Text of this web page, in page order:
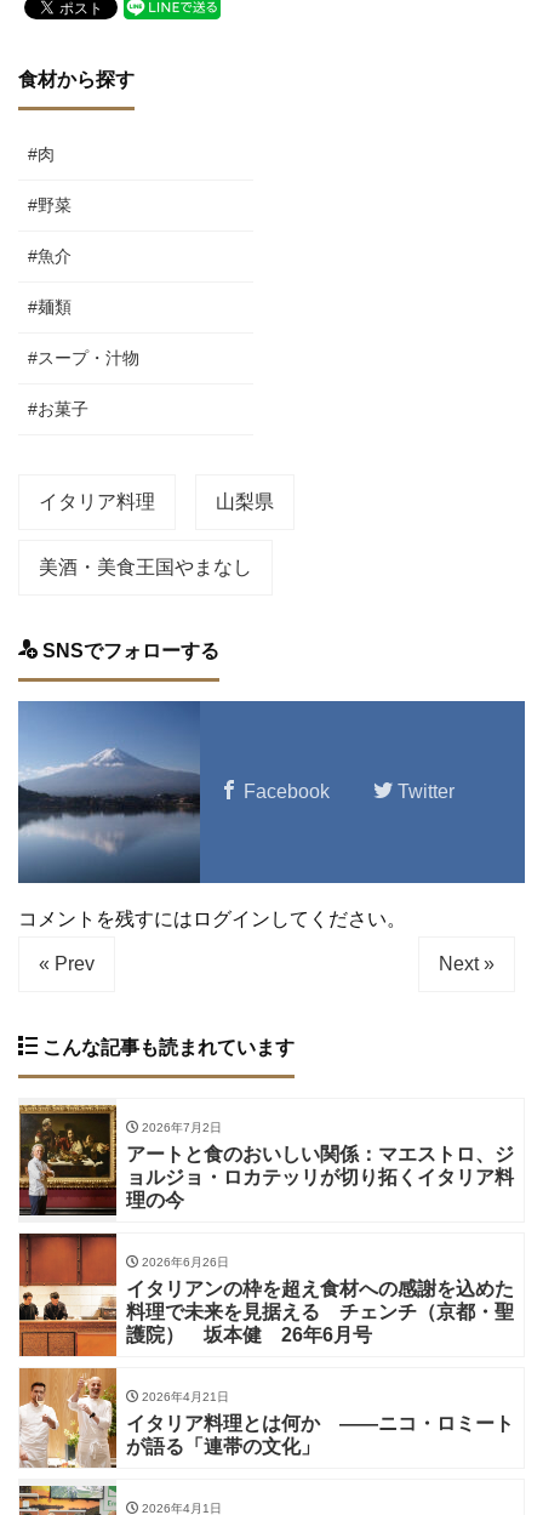
食材から探す
#肉
#野菜
#魚介
#麺類
#スープ・汁物
#お菓子
イタリア料理 山梨県
美酒・美食王国やまなし
SNSでフォローする
Facebook Twitter
コメントを残すにはログインしてください。
« Prev Next »
こんな記事も読まれています
2026年7月2日
アートと食のおいしい関係：マエストロ、ジ
ョルジョ・ロカテッリが切り拓くイタリア料
理の今
2026年6月26日
イタリアンの枠を超え食材への感謝を込めた
料理で未来を見据える チェンチ（京都・聖
護院） 坂本健 26年6月号
2026年4月21日
イタリア料理とは何か ——ニコ・ロミート
が語る「連帯の文化」
2026年4月1日